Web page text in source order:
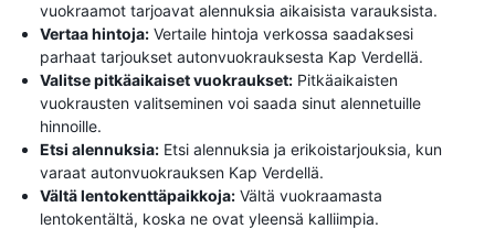
vuokraamot tarjoavat alennuksia aikaisista varauksista.
Vertaa hintoja: Vertaile hintoja verkossa saadaksesi
parhaat tarjoukset autonvuokrauksesta Kap Verdellä.
Valitse pitkäaikaiset vuokraukset: Pitkäaikaisten
vuokrausten valitseminen voi saada sinut alennetuille
hinnoille.
Etsi alennuksia: Etsi alennuksia ja erikoistarjouksia, kun
varaat autonvuokrauksen Kap Verdellä.
Vältä lentokenttäpaikkoja: Vältä vuokraamasta
lentokentältä, koska ne ovat yleensä kalliimpia.